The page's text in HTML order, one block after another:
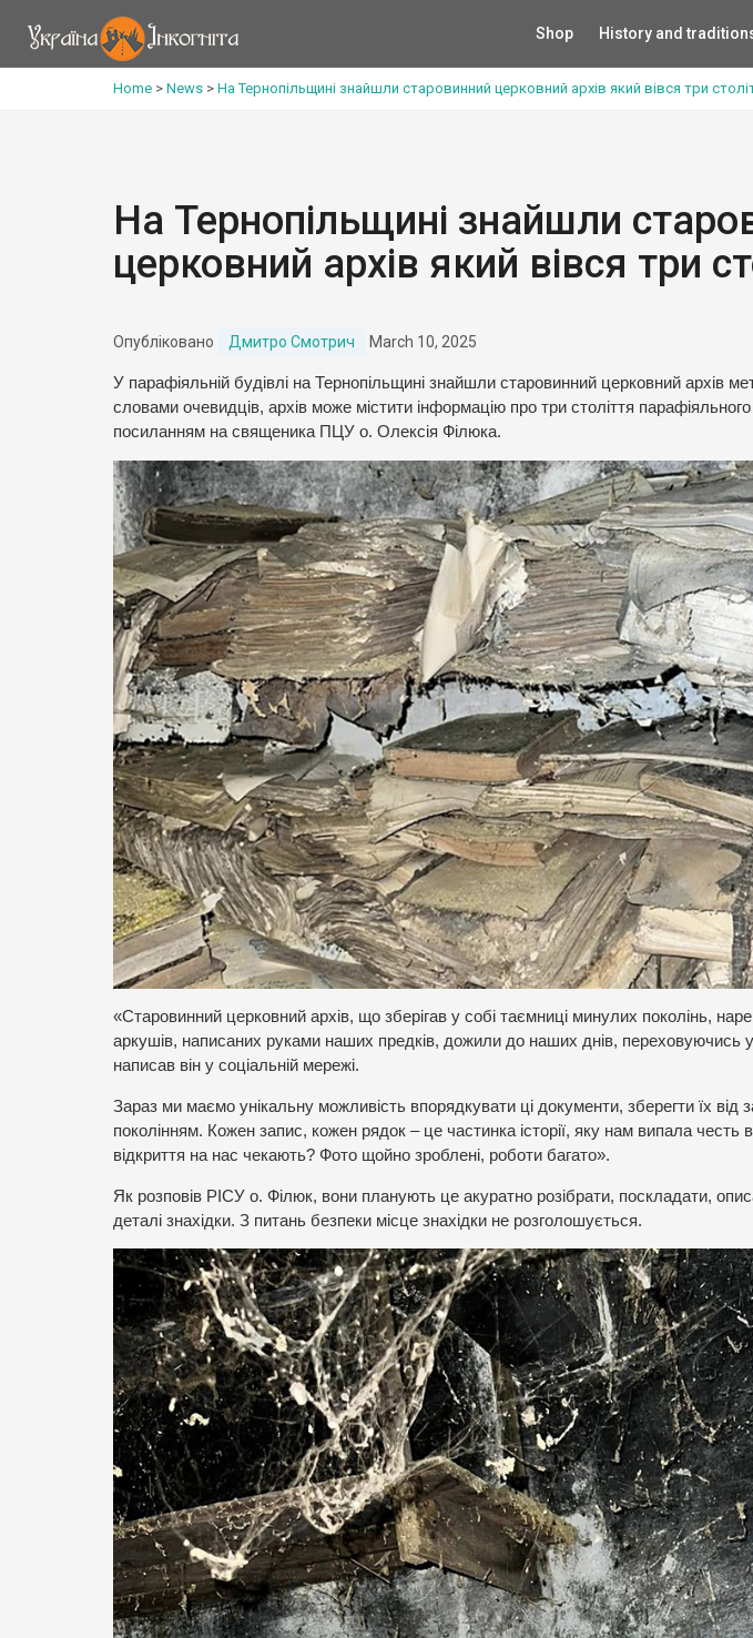
Shop History and
Home > News > На Тернопільщині знайшли старовинний церковний архів який вівся три
На Тернопільщині знайшли
церковний архів який вівся три
Опубліковано Дмитро Смотрич March 10, 2025
У парафіяльній будівлі на Тернопільщині знайшли старовинний церковний архів
словами очевидців, архів може містити інформацію про три століття
посиланням на священика ПЦУ о. Олексія Філюка.
«Старовинний церковний архів, що зберігав у собі таємниці минулих поколінь,
аркушів, написаних руками наших предків, дожили до наших днів, переховуючись
написав він у соціальній мережі.
Зараз ми маємо унікальну можливість впорядкувати ці документи, зберегти їх від
поколінням. Кожен запис, кожен рядок – це частинка історії, яку нам випала честь
відкриття на нас чекають? Фото щойно зроблені, роботи багато».
Як розповів РІСУ о. Філюк, вони планують це акуратно розібрати, поскладати,
деталі знахідки. З питань безпеки місце знахідки не розголошується.